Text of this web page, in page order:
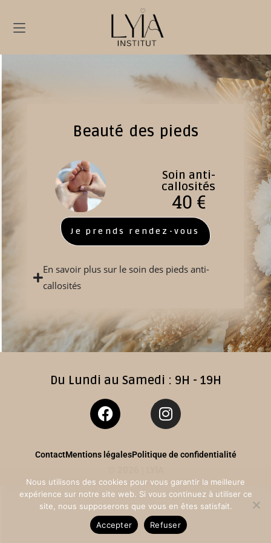
Beauté des pieds
Soin anti-
callosités
40 €
Je prends rendez-vous
En savoir plus sur le soin des pieds anti-
callosités
Du Lundi au Samedi : 9H - 19H
ContactMentions légalesPolitique de confidentialité
Nous utilisons des cookies pour vous garantir la meilleure
expérience sur notre site web. Si vous continuez à utiliser ce
site, nous supposerons que vous en êtes satisfait.
Accepter
Refuser